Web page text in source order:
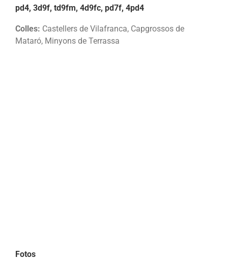
pd4, 3d9f, td9fm, 4d9fc, pd7f, 4pd4
Colles: Castellers de Vilafranca, Capgrossos de
Mataró, Minyons de Terrassa
Fotos